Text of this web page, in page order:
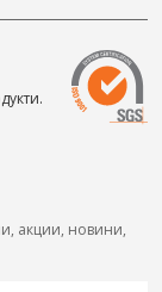
акции, новини,